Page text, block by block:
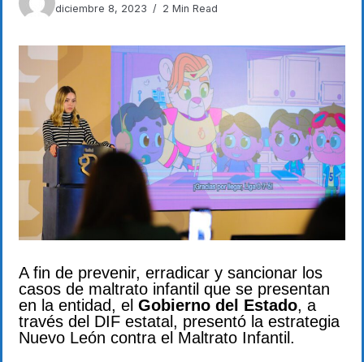
diciembre 8, 2023
2 Min Read
A fin de prevenir, erradicar y sancionar los
casos de maltrato infantil que se presentan
en la entidad, el Gobierno del Estado, a
través del DIF estatal, presentó la estrategia
Nuevo León contra el Maltrato Infantil.